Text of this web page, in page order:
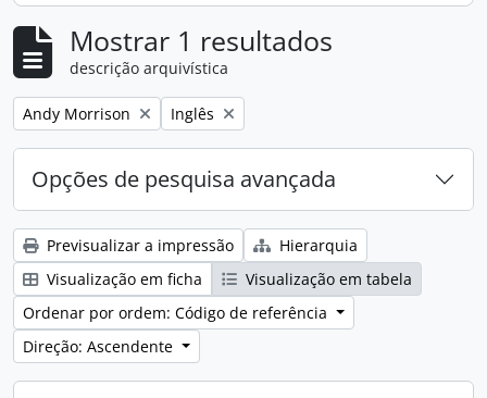
Mostrar 1 resultados
descrição arquivística
Remove filter:
Andy Morrison Remove filter:
Inglês
Opções de pesquisa avançada
Previsualizar a impressão
Hierarquia
Visualização em ficha
Visualização em tabela
Ordenar por ordem: Código de referência
Direção: Ascendente